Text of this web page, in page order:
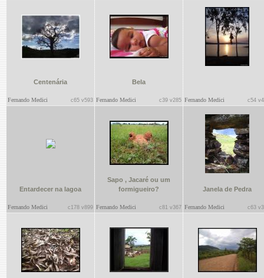
Centenária
Fernando Medici c65 v593
Bela
Fernando Medici c39 v285 Fernando Medici c54
Entardecer na lagoa
Fernando Medici c178 v899
Sapo , Jacaré ou um
formigueiro?
Fernando Medici c81 v367
Janela de Pedra
Fernando Medici c63